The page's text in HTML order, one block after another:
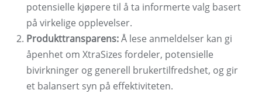
potensielle kjøpere til å ta informerte valg basert
på virkelige opplevelser.
Produkttransparens:Å lese anmeldelser kan gi
åpenhet om XtraSizes fordeler, potensielle
bivirkninger og generell brukertilfredshet, og gir
et balansert syn på effektiviteten.